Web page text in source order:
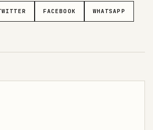
FACEBOOK WHATSAPP